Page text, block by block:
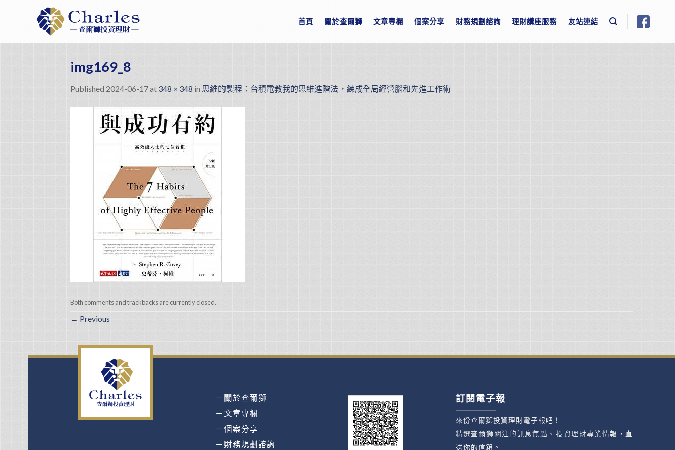
首頁 關於查爾獅 文章專欄 個案分享 財務規劃諮詢 理財講座服務 友站連結
img169_8
Published 2024-06-17at 348 × 348 in 思維的製程：台積電教我的思維進階法，練成全局經營腦和先進工作術
Both comments and trackbacks are currently closed.
← Previous
－關於查爾獅
－文章專欄
－個案分享
－財務規劃諮詢
訂閱電子報
來份查爾獅投資理財電子報吧！
精選查爾獅關注的訊息焦點、投資理財專業情報，直
送你的信箱。